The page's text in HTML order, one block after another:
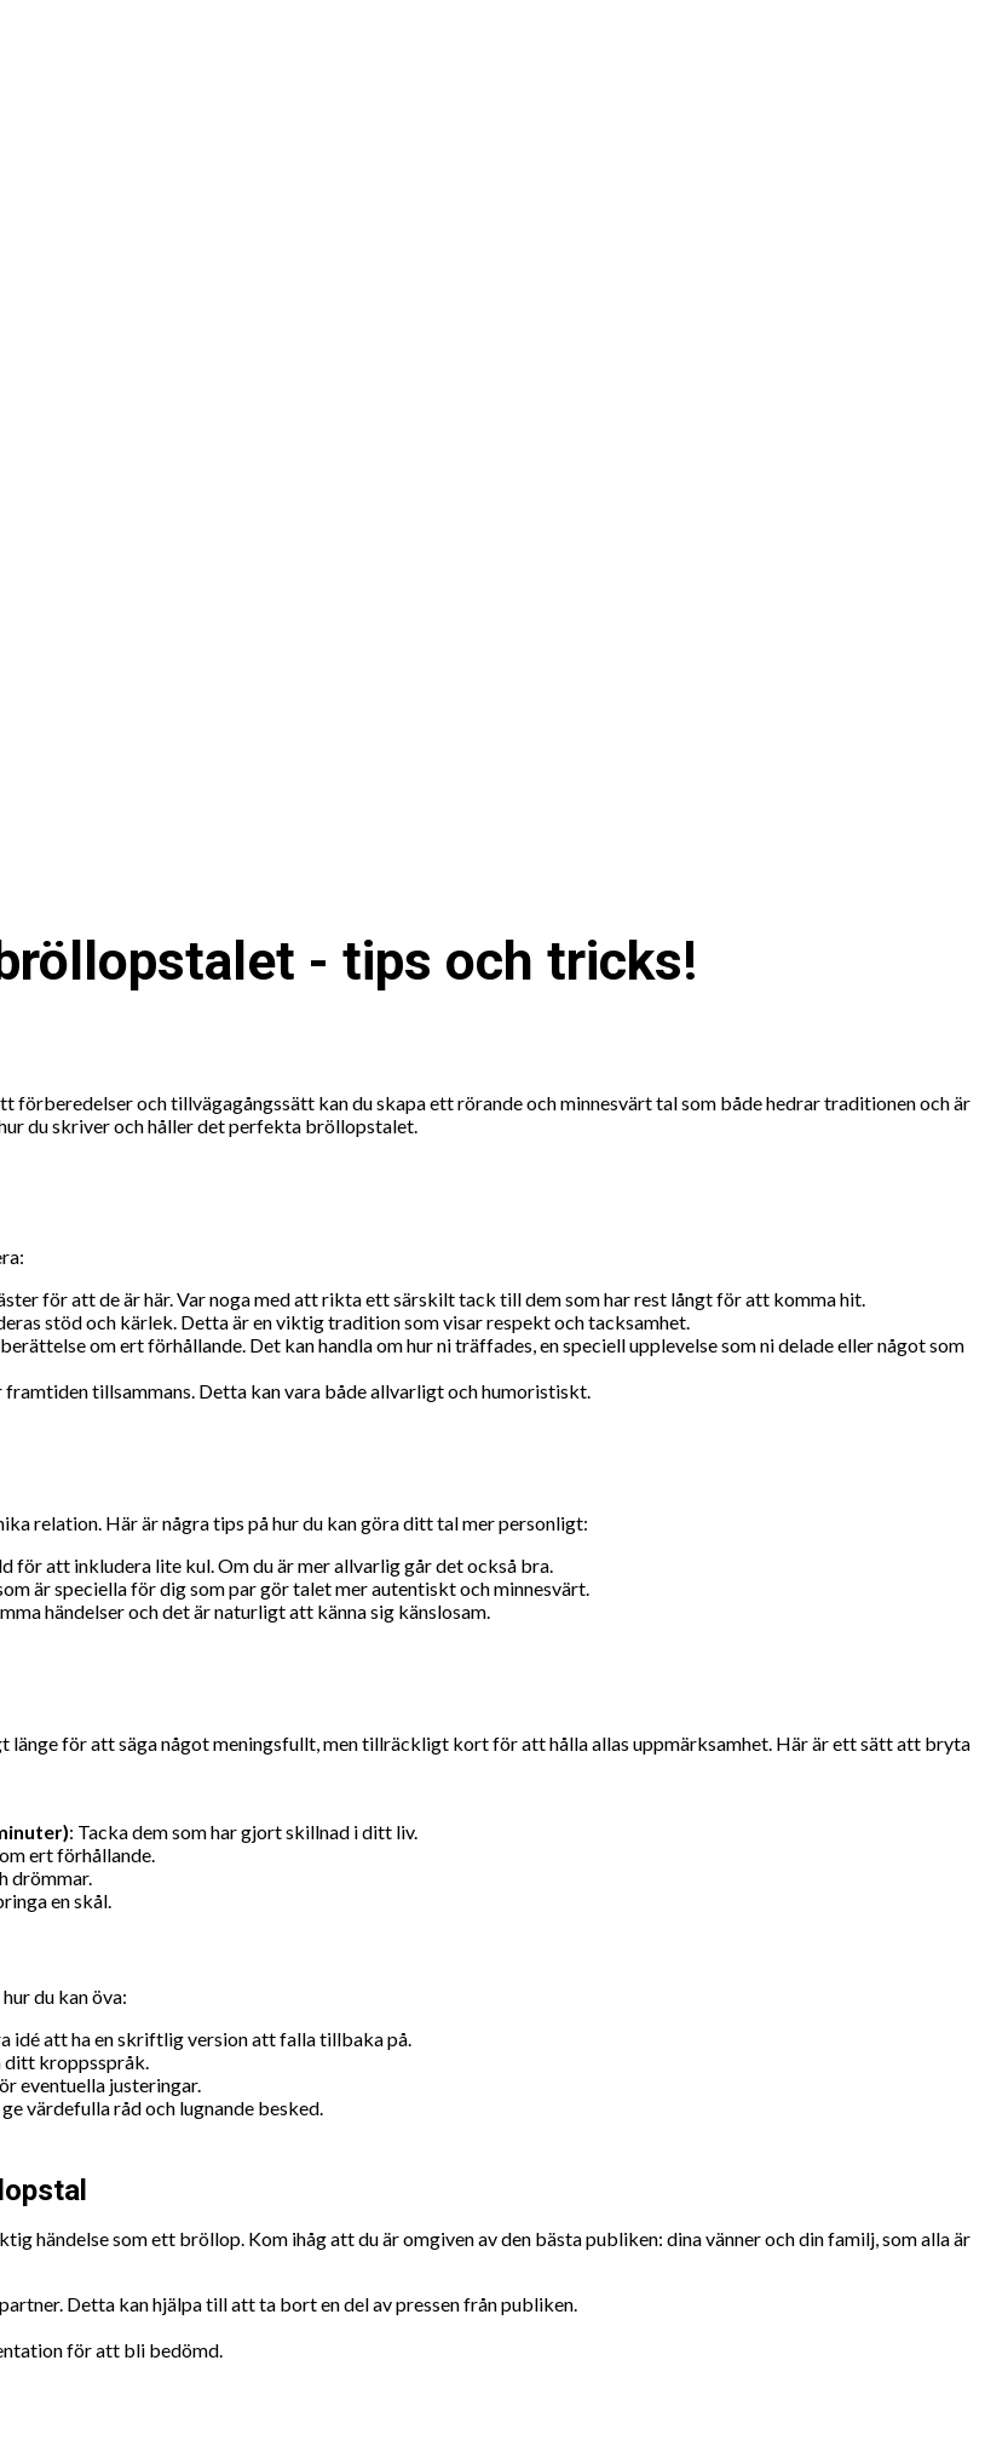
- tips och tricks!
och tillvägagångssätt kan du skapa ett rörande och minnesvärt tal som både hedrar traditionen och är
du skriver och håller det perfekta bröllopstalet.
för att de är här. Var noga med att rikta ett särskilt tack till dem som har rest långt för att komma hit.
stöd och kärlek. Detta är en viktig tradition som visar respekt och tacksamhet.
om ert förhållande. Det kan handla om hur ni träffades, en speciell upplevelse som ni delade eller något som
tillsammans. Detta kan vara både allvarligt och humoristiskt.
relation. Här är några tips på hur du kan göra ditt tal mer personligt:
för att inkludera lite kul. Om du är mer allvarlig går det också bra.
är speciella för dig som par gör talet mer autentiskt och minnesvärt.
händelser och det är naturligt att känna sig känslosam.
för att säga något meningsfullt, men tillräckligt kort för att hålla allas uppmärksamhet. Här är ett sätt att bryta
: Tacka dem som har gjort skillnad i ditt liv.
ert förhållande.
drömmar.
en skål.
du kan öva:
idé att ha en skriftlig version att falla tillbaka på.
kroppsspråk.
eventuella justeringar.
värdefulla råd och lugnande besked.
händelse som ett bröllop. Kom ihåg att du är omgiven av den bästa publiken: dina vänner och din familj, som alla är
Detta kan hjälpa till att ta bort en del av pressen från publiken.
för att bli bedömd.